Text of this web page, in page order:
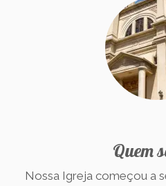
Quem
Nossa Igreja começou a